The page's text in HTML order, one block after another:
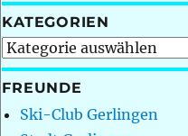
KATEGORIEN
Kategorien
FREUNDE
Ski-Club Gerlingen